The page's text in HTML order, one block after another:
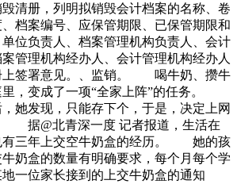
清册，列明拟销毁会计档案的名称、卷
档案编号、应保管期限、已保管期限和
位负责人、档案管理机构负责人、会计
管理机构经办人、会计管理机构经办人
上签署意见。、监销。 喝牛奶、攒牛
里，变成了一项“全家上阵”的任务。
她发现，只能存下个，于是，决定上网
据@北青深一度 记者报道，生活在
有三年上交空牛奶盒的经历。 她的孩
奶盒的数量有明确要求，每个月每个学
地一位家长接到的上交牛奶盒的通知